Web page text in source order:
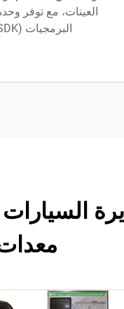
العينات، مع توفر
البرمجيات (SDK)
معدات